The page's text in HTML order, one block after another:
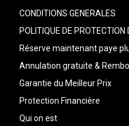
CONDITIONS GENERALES
POLITIQUE DE PROTECTION
Réserve maintenant paye
Annulation gratuite &
Garantie du Meilleur Prix
Protection Financière
Qui on est